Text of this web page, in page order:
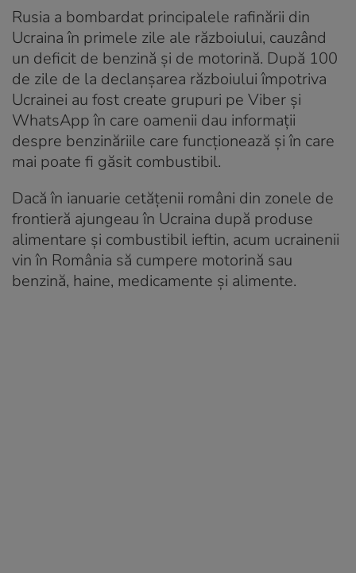
Rusia a bombardat principalele rafinării din
Ucraina în primele zile ale războiului, cauzând
un deficit de benzină și de motorină. După 100
de zile de la declanșarea războiului împotriva
Ucrainei au fost create grupuri pe Viber și
WhatsApp în care oamenii dau informații
despre benzinăriile care funcționează și în care
mai poate fi găsit combustibil.
Dacă în ianuarie cetățenii români din zonele de
frontieră ajungeau în Ucraina după produse
alimentare și combustibil ieftin, acum ucrainenii
vin în România să cumpere motorină sau
benzină, haine, medicamente și alimente.